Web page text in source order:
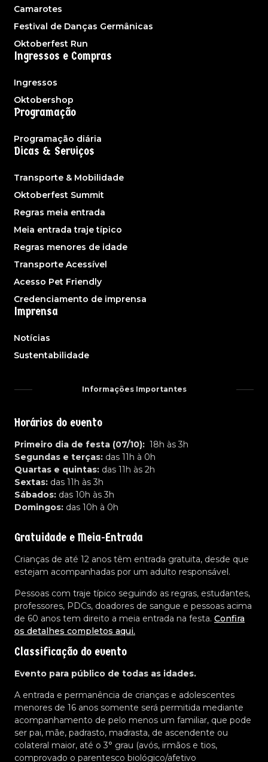
Camarotes
Festival de Danças Germânicas
Oktoberfest Run
Ingressos e Compras
Ingressos
Oktobershop
Programação
Programação diária
Dicas & Serviços
Transporte & Mobilidade
Oktoberfest Summit
Regras meia entrada
Meia entrada traje típico
Regras menores de idade
Transporte Acessível
Acesso Pet Friendly
Credenciamento de imprensa
Imprensa
Notícias
Sustentabilidade
Informações Importantes
Horários do evento
Primeiro dia de festa (07/10): 18h às 3h
Segundas e terças: das 11h à 0h
Quartas e quintas: das 11h às 2h
Sextas: das 11h às 3h
Sábados: das 10h às 3h
Domingos: das 10h à 0h
Gratuidade e Meia-Entrada
Crianças de até 12 anos têm entrada gratuita, desde que
estejam acompanhadas por um adulto responsável.
Pessoas com traje típico seguindo as regras, estudantes,
professores, PDCs, doadores de sangue e pessoas acima
de 60 anos tem direito a meia entrada na festa. Confira
os detalhes completos aqui.
Classificação do evento
Evento para público de todas as idades.
A entrada e permanência de crianças e adolescentes
menores de 16 anos somente será permitida mediante
acompanhamento de pelo menos um familiar, que pode
ser pai, mãe, padrasto, madrasta, de ascendente ou
colateral maior, até o 3° grau (avós, irmãos e tios,
comprovado o parentesco biológico/afetivo